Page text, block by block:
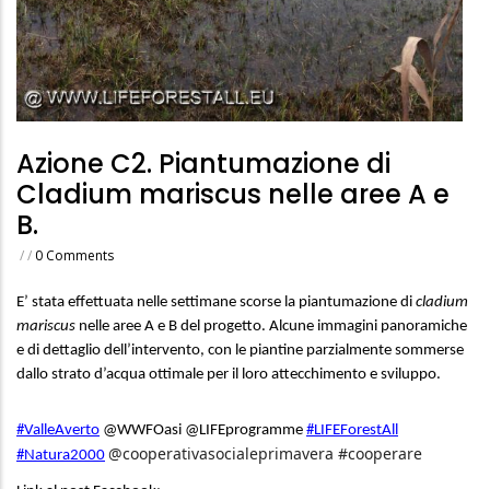
Azione C2. Piantumazione di
Cladium mariscus nelle aree A e
B.
// 0 Comments
E’ stata effettuata nelle settimane scorse la piantumazione di cladium
mariscus nelle aree A e B del progetto. Alcune immagini panoramiche
e di dettaglio dell’intervento, con le piantine parzialmente sommerse
dallo strato d’acqua ottimale per il loro attecchimento e sviluppo.
#ValleAverto @WWFOasi @LIFEprogramme #LIFEForestAll
#Natura2000 @cooperativasocialeprimavera #cooperare